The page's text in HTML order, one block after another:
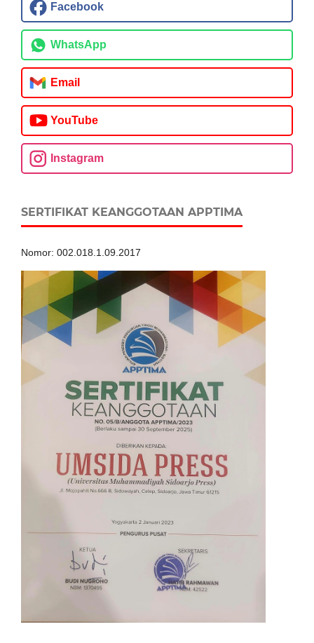
Facebook
WhatsApp
Email
YouTube
Instagram
SERTIFIKAT KEANGGOTAAN APPTIMA
Nomor: 002.018.1.09.2017